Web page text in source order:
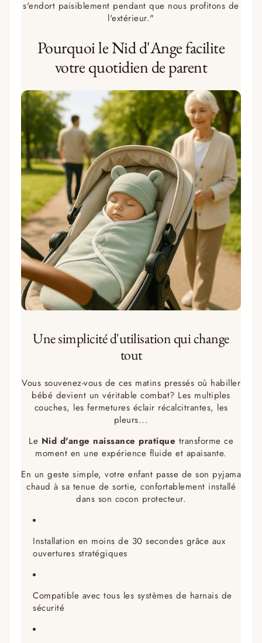
s'endort paisiblement pendant que nous profitons de
l'extérieur."
Pourquoi le Nid d'Ange facilite
votre quotidien de parent
Une simplicité d'utilisation qui change
tout
Vous souvenez-vous de ces matins pressés où habiller
bébé devient un véritable combat? Les multiples
couches, les fermetures éclair récalcitrantes, les
pleurs...
Le Nid d'ange naissance pratique transforme ce
moment en une expérience fluide et apaisante.
En un geste simple, votre enfant passe de son pyjama
chaud à sa tenue de sortie, confortablement installé
dans son cocon protecteur.
Installation en moins de 30 secondes grâce aux
ouvertures stratégiques
Compatible avec tous les systèmes de harnais de
sécurité